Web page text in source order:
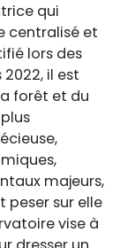
qui
centralisé et
lors des
il est
forêt et du
majeurs,
sur elle
vise à